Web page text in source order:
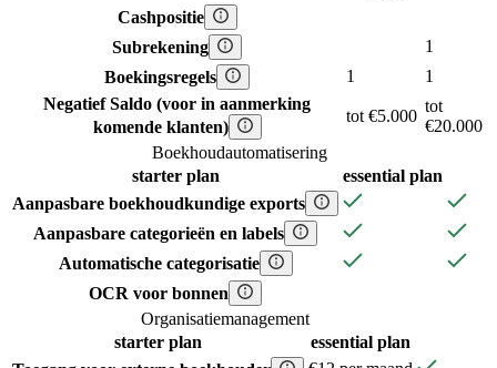
Cashpositie
Subrekening
1
Boekingsregels
1
1
Negatief Saldo (voor in aanmerking
komende klanten)
tot €5.000
tot
€20.000
Boekhoudautomatisering
starterplan essential plan
Aanpasbare boekhoudkundige exports
Aanpasbare categorieën en labels
Automatische categorisatie
OCR voor bonnen
Organisatiemanagement
starter plan essential plan